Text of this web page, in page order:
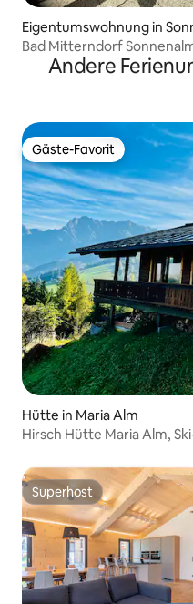
Eigentumswohnung in
Bad Mitterndorf
Andere
Gäste-Favorit
Gäste-Favorit
Hütte in Maria Alm
Hirsch Hütte Maria Alm,
Superhost
Superhost